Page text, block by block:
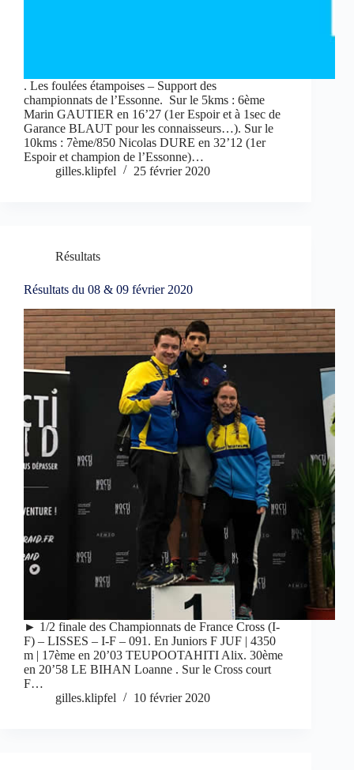
. Les foulées étampoises – Support des
championnats de l’Essonne. Sur le 5kms : 6ème
Marin GAUTIER en 16’27 (1er Espoir et à 1sec de
Garance BLAUT pour les connaisseurs…). Sur le
10kms : 7ème/850 Nicolas DURE en 32’12 (1er
Espoir et champion de l’Essonne)…
gilles.klipfel
25 février 2020
Résultats
Résultats du 08 & 09 février 2020
► 1/2 finale des Championnats de France Cross (I-
F) – LISSES – I-F – 091. En Juniors F JUF | 4350
m | 17ème en 20’03 TEUPOOTAHITI Alix. 30ème
en 20’58 LE BIHAN Loanne . Sur le Cross court
F…
gilles.klipfel
10 février 2020